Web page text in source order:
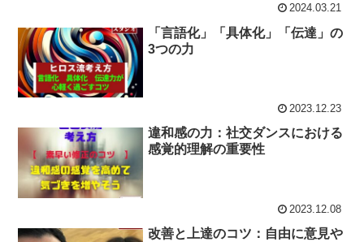
2024.03.21
「言語化」「具体化」「伝達」の
3つの力
2023.12.23
違和感の力：社交ダンスにおける
感覚的理解の重要性
2023.12.08
改善と上達のコツ：自由に意見や